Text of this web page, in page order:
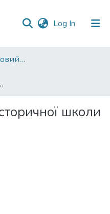
Log In (current)
04. Економіко-правовий факультет
школи права
школи